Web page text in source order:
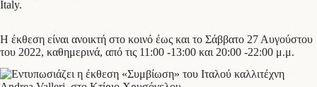
Italy.
Η έκθεση είναι ανοικτή στο κοινό έως και το Σάββατο 27 Αυγούστου
του 2022, καθημερινά, από τις 11:00 -13:00 και 20:00 -22:00 μ.μ.